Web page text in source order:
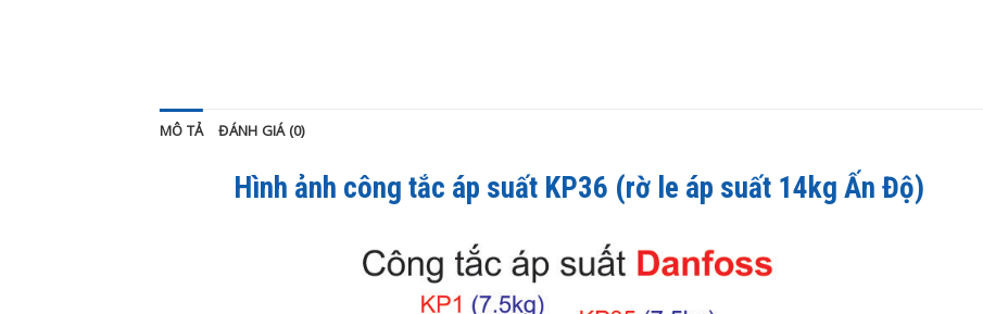
MÔ TẢ ĐÁNH GIÁ (0)
Hình ảnh công tắc áp suất KP36 (rờ le áp suất 14kg Ấn Độ)